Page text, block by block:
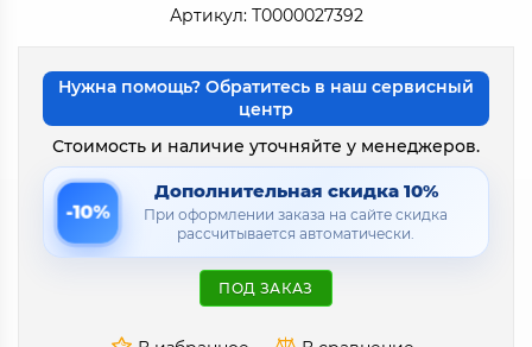
Артикул: Т0000027392
Нужна помощь? Обратитесь в наш сервисный
центр
Стоимость и наличие уточняйте у менеджеров.
-10%
Дополнительная скидка 10%
При оформлении заказа на сайте скидка
рассчитывается автоматически.
ПОД ЗАКАЗ